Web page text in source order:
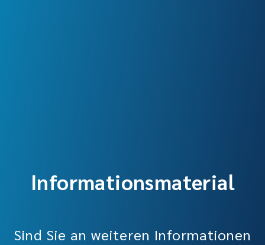
Informationsmaterial
Sind Sie an weiteren Informationen